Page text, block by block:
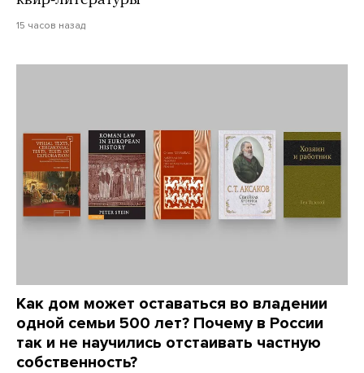
15 часов назад
Как дом может оставаться во владении
одной семьи 500 лет? Почему в России
так и не научились отстаивать частную
собственность?